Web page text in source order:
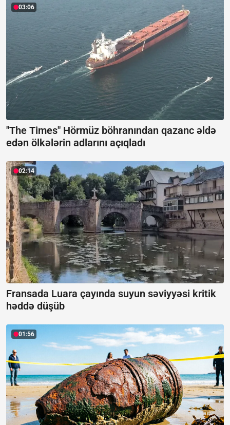
03:06
"The Times" Hörmüz böhranından qazanc əldə
edən ölkələrin adlarını açıqladı
02:14
Fransada Luara çayında suyun səviyyəsi kritik
həddə düşüb
01:56